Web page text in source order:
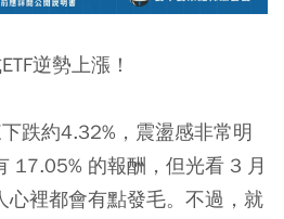
逆勢上漲！
跌約4.32%，震盪感非常明
17.05% 的報酬，但光看 3 月
心裡都會有點發毛。不過，就